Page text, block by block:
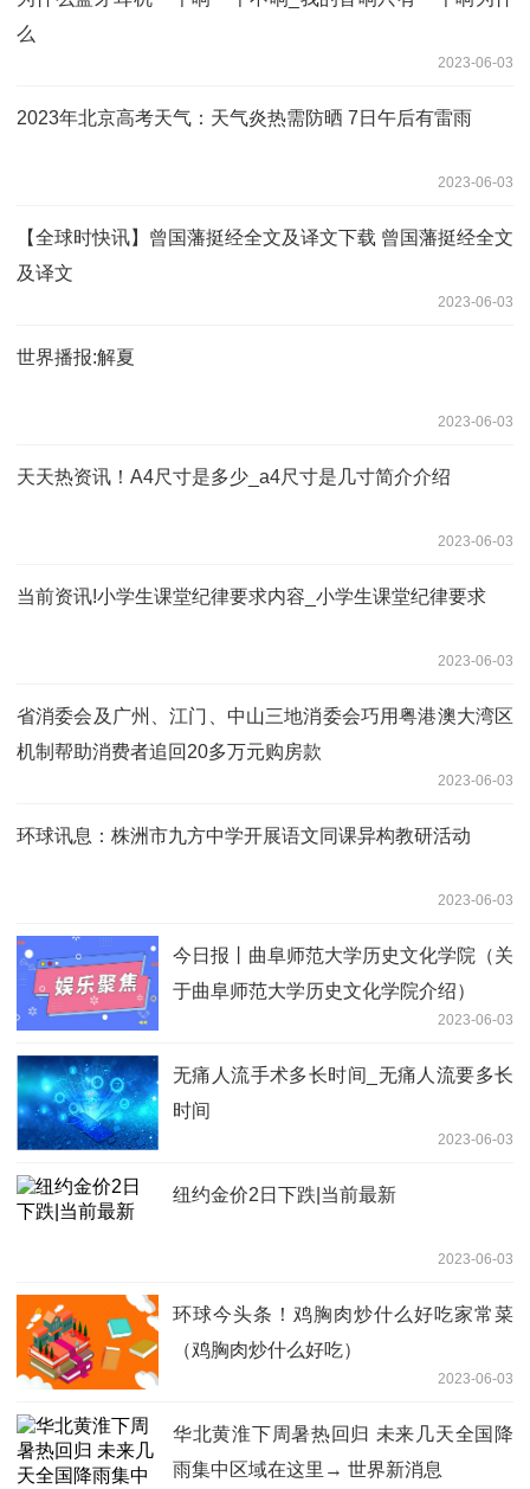
么
2023-06-03
2023年北京高考天气：天气炎热需防晒 7日午后有雷雨
2023-06-03
【全球时快讯】曾国藩挺经全文及译文下载 曾国藩挺经全文
及译文
2023-06-03
世界播报:解夏
2023-06-03
天天热资讯！A4尺寸是多少_a4尺寸是几寸简介介绍
2023-06-03
当前资讯!小学生课堂纪律要求内容_小学生课堂纪律要求
2023-06-03
省消委会及广州、江门、中山三地消委会巧用粤港澳大湾区
机制帮助消费者追回20多万元购房款
2023-06-03
环球讯息：株洲市九方中学开展语文同课异构教研活动
2023-06-03
今日报丨曲阜师范大学历史文化学院（关
于曲阜师范大学历史文化学院介绍）
2023-06-03
无痛人流手术多长时间_无痛人流要多长
时间
2023-06-03
纽约金价2日下跌|当前最新
2023-06-03
环球今头条！鸡胸肉炒什么好吃家常菜
（鸡胸肉炒什么好吃）
2023-06-03
华北黄淮下周暑热回归 未来几天全国降
雨集中区域在这里→ 世界新消息